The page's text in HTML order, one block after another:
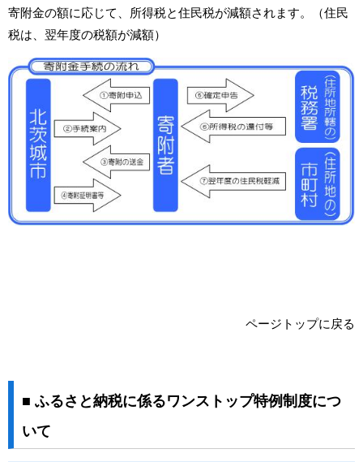
寄附金の額に応じて、所得税と住民税が減額されます。（住民
税は、翌年度の税額が減額）
ページトップに戻る
■ ふるさと納税に係るワンストップ特例制度につ
いて